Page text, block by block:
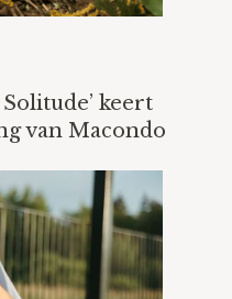
keert
van Macondo